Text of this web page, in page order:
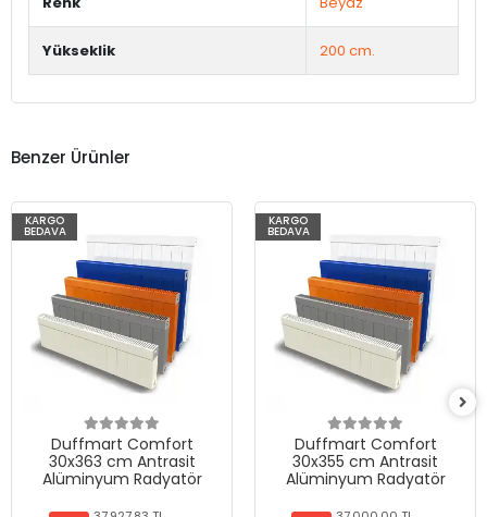
Yükseklik 200 cm.
Benzer Ürünler
KARGO
BEDAVA
Duffmart Comfort
30x363 cm Antrasit
Alüminyum Radyatör
KARGO
BEDAVA
Duffmart Comfort
30x355 cm Antrasit
Alüminyum Radyatör